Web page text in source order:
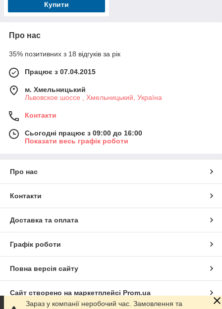
Купити
Про нас
35% позитивних з 18 відгуків за рік
Працює з 07.04.2015
м. Хмельницький
Львовское шоссе , Хмельницький, Україна
Контакти
Сьогодні працює з 09:00 до 16:00
Показати весь графік роботи
Про нас
Контакти
Доставка та оплата
Графік роботи
Повна версія сайту
Сайт створено на маркетплейсі Prom.ua
Зараз у компанії неробочий час. Замовлення та